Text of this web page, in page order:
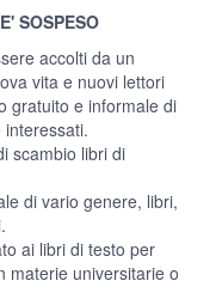
SOSPESO
accolti da un
vita e nuovi lettori
gratuito e informale di
scambio libri di
di vario genere, libri,
ai libri di testo per
materie universitarie o